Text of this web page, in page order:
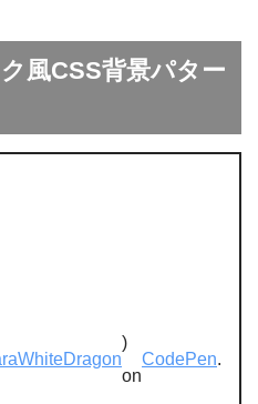
風CSS背景パター
)
on
CodePen.